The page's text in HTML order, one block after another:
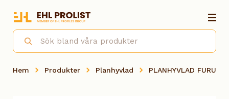
Hem Produkter Planhyvlad PLANHYVLAD FURU